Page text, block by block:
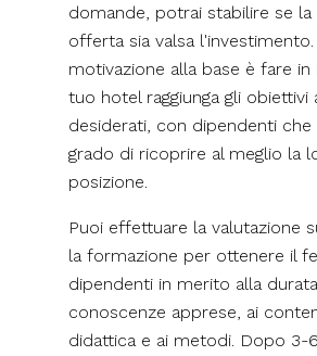
domande, potrai stabilire se
offerta sia valsa
motivazione alla base è fare
tuo hotel raggiunga gli obiettivi
desiderati, con dipendenti che
grado di ricoprire al meglio la
posizione.
Puoi effettuare la valutazione
la formazione per ottenere il
dipendenti in merito alla
conoscenze apprese, ai
didattica e ai metodi. Dopo 3-